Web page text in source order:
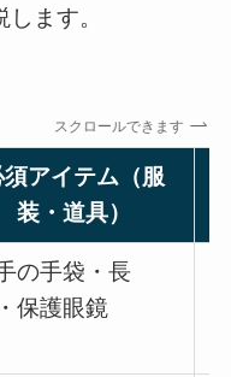
ます。
スクロールできます
須アイテム（服
装・道具）
の手袋・長
保護眼鏡